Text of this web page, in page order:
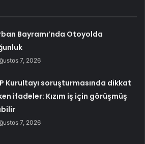
Bayramı’nda Otoyolda
7, 2026
Kurultayı soruşturmasında dikkat
ifadeler: Kızım iş için görüşmüş
7, 2026